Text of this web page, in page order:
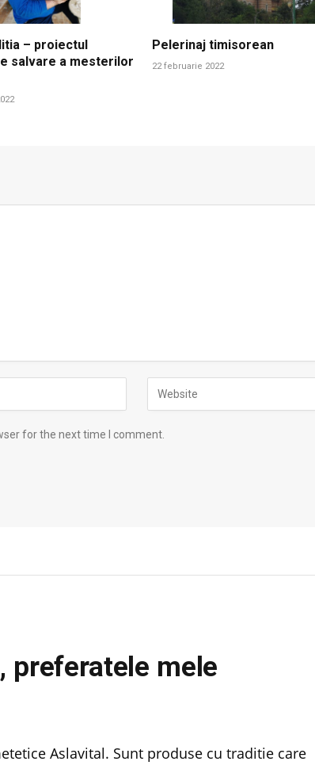
– proiectul
salvare a mesterilor
Pelerinaj timisorean
22 februarie 2022
for the next time I comment.
preferatele mele
Aslavital. Sunt produse cu traditie care